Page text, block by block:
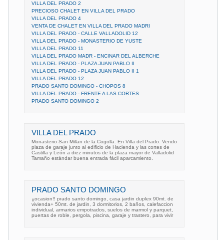
VILLA DEL PRADO 2
PRECIOSO CHALET EN VILLA DEL PRADO
VILLA DEL PRADO 4
VENTA DE CHALET EN VILLA DEL PRADO MADRI
VILLA DEL PRADO - CALLE VALLADOLID 12
VILLA DEL PRADO - MONASTERIO DE YUSTE
VILLA DEL PRADO 11
VILLA DEL PRADO MADR - ENCINAR DEL ALBERCHE
VILLA DEL PRADO - PLAZA JUAN PABLO II
VILLA DEL PRADO - PLAZA JUAN PABLO II 1
VILLA DEL PRADO 12
PRADO SANTO DOMINGO - CHOPOS 8
VILLA DEL PRADO - FRENTE A LAS CORTES
PRADO SANTO DOMINGO 2
VILLA DEL PRADO
Monasterio San Millan de la Cogolla. En Villa del Prado. Vendo
plaza de garaje junto al edificio de Hacienda y las cortes de
Castilla y León a diez minutos de la plaza mayor de Valladolid
Tamaño estándar buena entrada fácil aparcamiento.
PRADO SANTO DOMINGO
¡¡ocasion!! prado santo domingo, casa jardin duplex 90mt. de
vivienda+ 50mt. de jardin, 3 dormitorios, 2 baños, calefaccion
individual, armarios empotrados, suelos de marmol y parquet,
puertas de roble, pergola, piscina, garaje y trastero, para vivir